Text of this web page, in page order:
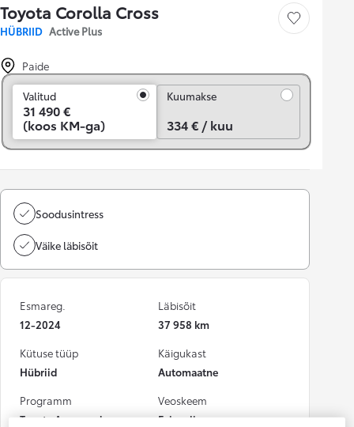
Toyota Corolla Cross
HÜBRIID Active Plus
Salvesta
Paide
Valitud
31 490 €
(koos KM-ga)
Kuumakse
334 € / kuu
Soodusintress
Väike läbisõit
Esmareg.
12-2024
Läbisõit
37 958 km
Kütuse tüüp
Hübriid
Käigukast
Automaatne
Programm
Toyota Approved
Veoskeem
Esiveoline